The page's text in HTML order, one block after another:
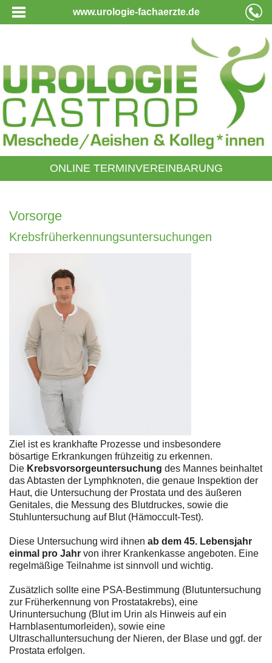
www.urologie-fachaerzte.de
ONLINE TERMINVEREINBARUNG
Vorsorge
Krebsfrüherkennungsuntersuchungen
Ziel ist es krankhafte Prozesse und insbesondere
bösartige Erkrankungen frühzeitig zu erkennen.
Die Krebsvorsorgeuntersuchung des Mannes beinhaltet
das Abtasten der Lymphknoten, die genaue Inspektion der
Haut, die Untersuchung der Prostata und des äußeren
Genitales, die Messung des Blutdruckes, sowie die
Stuhluntersuchung auf Blut (Hämoccult-Test).
Diese Untersuchung wird ihnen ab dem 45. Lebensjahr
einmal pro Jahr von ihrer Krankenkasse angeboten. Eine
regelmäßige Teilnahme ist sinnvoll und wichtig.
Zusätzlich sollte eine PSA-Bestimmung (Blutuntersuchung
zur Früherkennung von Prostatakrebs), eine
Urinuntersuchung (Blut im Urin als Hinweis auf ein
Harnblasentumorleiden), sowie eine
Ultraschalluntersuchung der Nieren, der Blase und ggf. der
Prostata erfolgen.